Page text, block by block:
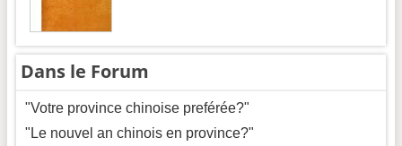
Dans le Forum
"Votre province chinoise preférée?"
"Le nouvel an chinois en province?"